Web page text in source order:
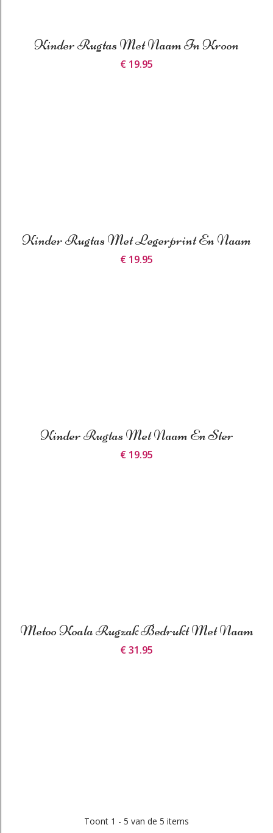
Kinder Rugtas Met Naam In Kroon
€ 19.95
Kinder Rugtas Met Legerprint En Naam
€ 19.95
Kinder Rugtas Met Naam En Ster
€ 19.95
Metoo Koala Rugzak Bedrukt Met Naam
€ 31.95
Toont 1 - 5 van de 5 items